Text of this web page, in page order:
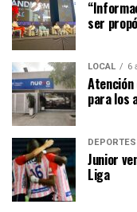
ser
LOCAL 6
para los
DEPORTES
Junior
Liga